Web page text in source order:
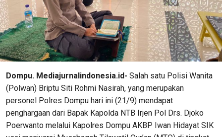
Dompu. Mediajurnalindonesia.id- Salah satu Polisi Wanita
(Polwan) Briptu Siti Rohmi Nasirah, yang merupakan
personel Polres Dompu hari ini (21/9) mendapat
penghargaan dari Bapak Kapolda NTB Irjen Pol Drs. Djoko
Poerwanto melalui Kapolres Dompu AKBP Iwan Hidayat SIK